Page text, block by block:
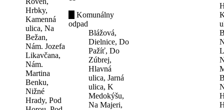
Hrbky,
Kamenná
ulica, Na
Bežan,
Nám. Jozefa
Likavčana,
Nám.
Martina
Benku,
Nižné
Hrady, Pod
Komunálny
odpad
Blážová,
Dielnice, Do
Pažíť, Do
Zúbrej,
Hlavná
ulica, Jarná
ulica, K
Medokýšu,
Na Majeri,